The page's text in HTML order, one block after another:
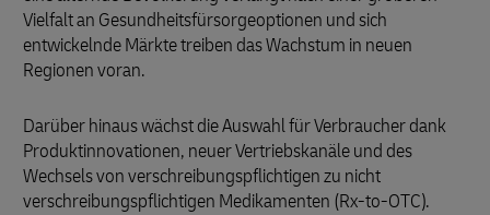
Vielfalt an Gesundheitsfürsorgeoptionen und sich
entwickelnde Märkte treiben das Wachstum in neuen
Regionen voran.
Darüber hinaus wächst die Auswahl für Verbraucher dank
Produktinnovationen, neuer Vertriebskanäle und des
Wechsels von verschreibungspflichtigen zu nicht
verschreibungspflichtigen Medikamenten (Rx-to-OTC).